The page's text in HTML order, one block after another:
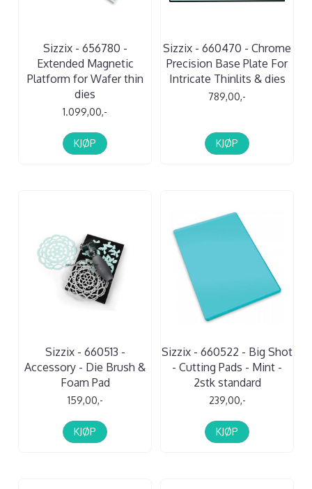
Sizzix - 656780 -
Extended Magnetic
Platform for Wafer thin
dies
1.099,00,-
KJØP
Sizzix - 660470 - Chrome
Precision Base Plate For
Intricate Thinlits & dies
789,00,-
KJØP
Sizzix - 660513 -
Accessory - Die Brush &
Foam Pad
159,00,-
KJØP
Sizzix - 660522 - Big Shot
- Cutting Pads - Mint -
2stk standard
239,00,-
KJØP